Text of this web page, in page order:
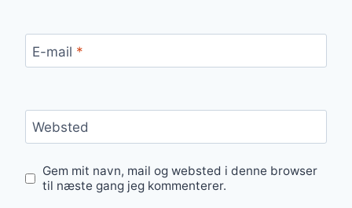
E-mail *
Websted
Gem mit navn, mail og websted i denne browser
til næste gang jeg kommenterer.